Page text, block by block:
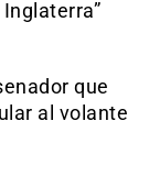
que
al volante